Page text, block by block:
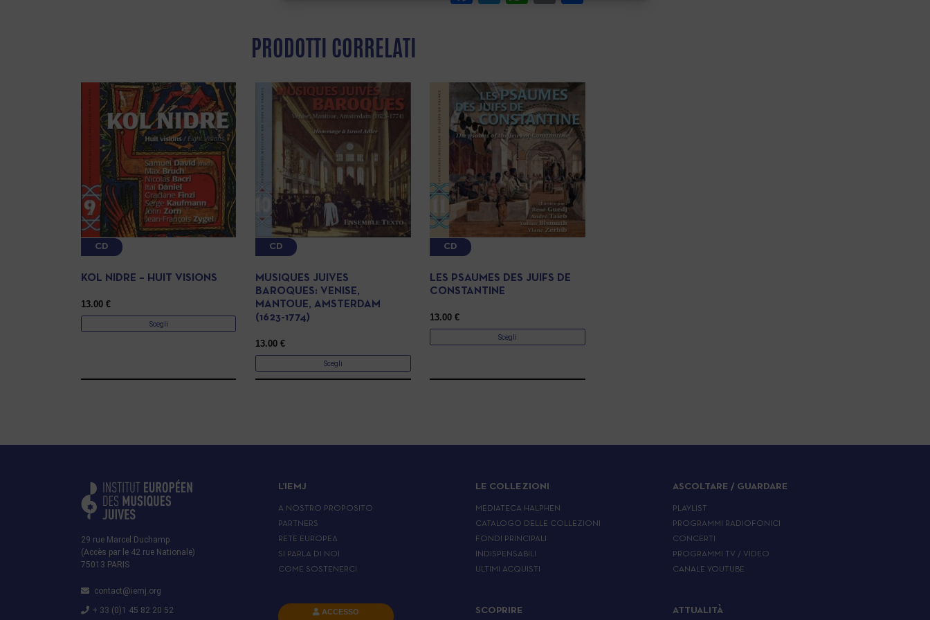
volume.
PRODOTTI CORRELATI
CD
KOL NIDRE – HUIT VISIONS
13.00 €
Scegli
CD
MUSIQUES JUIVES
BAROQUES: VENISE,
MANTOUE, AMSTERDAM
(1623-1774)
13.00€
Scegli
CD
LES PSAUMES DES JUIFS DE
CONSTANTINE
13.00€
Scegli
29 rue Marcel Duchamp
(Accès par le 42 rue Nationale)
75013 PARIS
contact@iemj.org
+ 33 (0)1 45 82 20 52
L’IEMJ
A NOSTRO PROPOSITO
PARTNERS
RETE EUROPEA
SI PARLA DI NOI
COME SOSTENERCI
ACCESSO
LE COLLEZIONI
MEDIATECA HALPHEN
CATALOGO DELLE COLLEZIONI
FONDI PRINCIPALI
INDISPENSABILI
ULTIMI ACQUISTI
SCOPRIRE
ASCOLTARE / GUARDARE
PLAYLIST
PROGRAMMI RADIOFONICI
CONCERTI
PROGRAMMI TV / VIDEO
CANALE YOUTUBE
ATTUALITÀ